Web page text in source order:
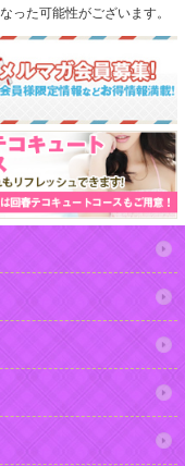
った可能性がございます。